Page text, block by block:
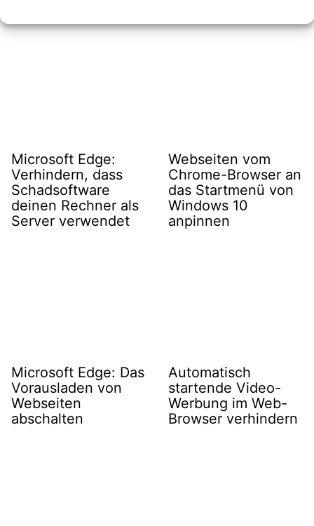
Microsoft Edge:
Verhindern, dass
Schadsoftware
deinen Rechner als
Server verwendet
Webseiten vom
Chrome-Browser an
das Startmenü von
Windows 10
anpinnen
Microsoft Edge: Das
Vorausladen von
Webseiten
abschalten
Automatisch
startende Video-
Werbung im Web-
Browser verhindern